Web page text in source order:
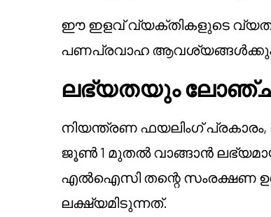
ഈ ഇളവ് വ്യക്തികളുടെ
പണപ്രവാഹ
ലഭ്യതയും ലോഞ്ച്
നിയന്ത്രണ ഫയലിംഗ്
ജൂൺ 1 മുതൽ വാങ്ങാൻ
എൽഐസി തന്റെ സംരക്ഷണ
ലക്ഷ്യമിടുന്നത്.